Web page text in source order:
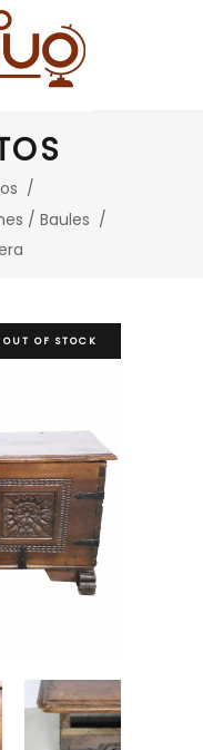
/
/ Baules /
OUT OF STOCK